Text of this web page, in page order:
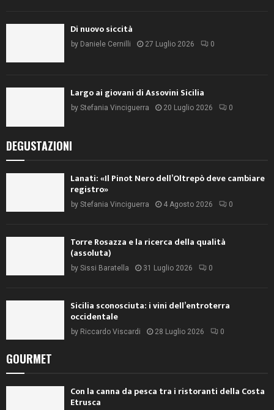
Di nuovo siccità
by Daniele Cernilli 27 Luglio 2026 0
Largo ai giovani di Assovini Sicilia
by Stefania Vinciguerra 20 Luglio 2026 0
DEGUSTAZIONI
Lanati: «Il Pinot Nero dell’Oltrepò deve cambiare
registro»
by Stefania Vinciguerra 4 Agosto 2026 0
Torre Rosazza e la ricerca della qualità
(assoluta)
by Sissi Baratella 31 Luglio 2026 0
Sicilia sconosciuta: i vini dell’entroterra
occidentale
by Riccardo Viscardi 28 Luglio 2026 0
GOURMET
Con la canna da pesca tra i ristoranti della Costa
Etrusca